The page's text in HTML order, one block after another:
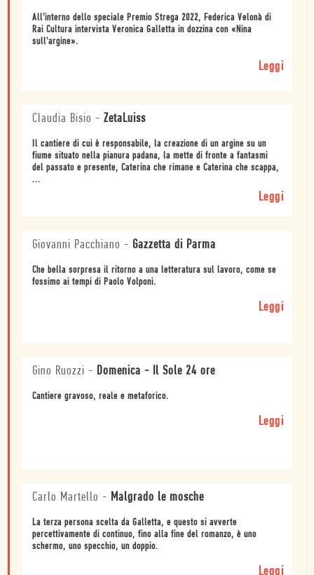
All'interno dello speciale Premio Strega 2022, Federica Velonà di
Rai Cultura intervista Veronica Galletta in dozzina con «Nina
sull'argine».
Leggi
Claudia Bisio - ZetaLuiss
Il cantiere di cui è responsabile, la creazione di un argine su un
fiume situato nella pianura padana, la mette di fronte a fantasmi
del passato e presente, Caterina che rimane e Caterina che scappa,
...
Leggi
Giovanni Pacchiano - Gazzetta di Parma
Che bella sorpresa il ritorno a una letteratura sul lavoro, come se
fossimo ai tempi di Paolo Volponi.
Leggi
Gino Ruozzi - Domenica - Il Sole 24 ore
Cantiere gravoso, reale e metaforico.
Leggi
Carlo Martello - Malgrado le mosche
La terza persona scelta da Galletta, e questo si avverte
percettivamente di continuo, fino alla fine del romanzo, è uno
schermo, uno specchio, un doppio.
Leggi